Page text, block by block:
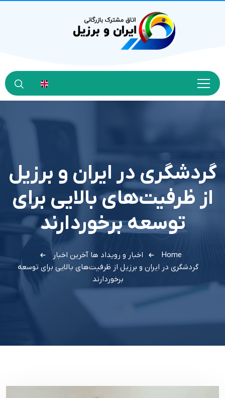
گردشگری در ایران و برزیل
از ظرفیت‌های بالایی برای
توسعه برخوردارند
Home اخبار و رویداد ها آخرین اخبار
گردشگری در ایران و برزیل از ظرفیت‌های بالایی برای توسعه
برخوردارند